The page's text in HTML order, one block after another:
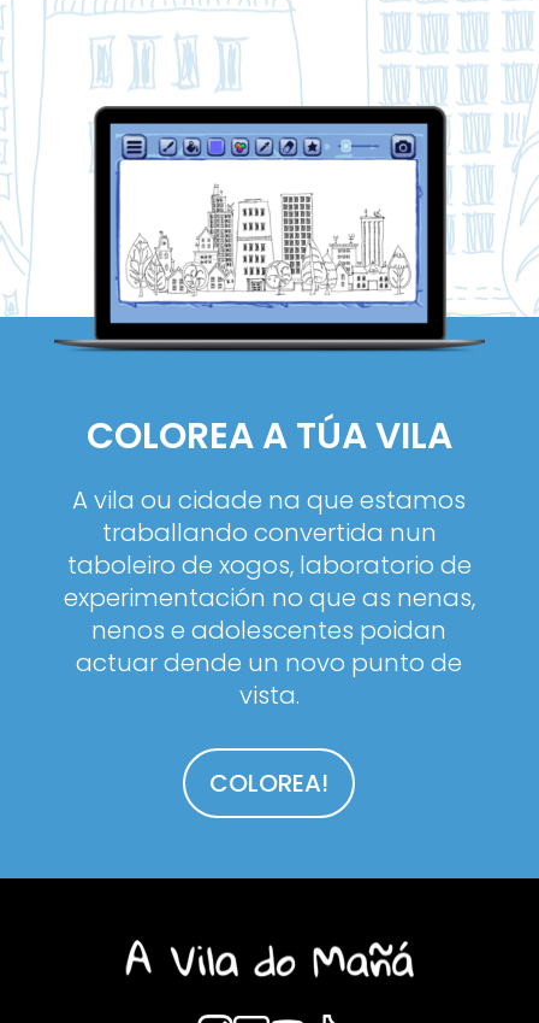
COLOREA A TÚA VILA
A vila ou cidade na que estamos
traballando convertida nun
taboleiro de xogos, laboratorio de
experimentación no que as nenas,
nenos e adolescentes poidan
actuar dende un novo punto de
vista.
COLOREA!